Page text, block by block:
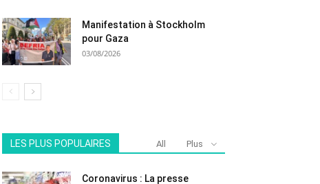
Manifestation à Stockholm
pour Gaza
03/08/2026
LES PLUS POPULAIRES All Plus
Coronavirus : La presse